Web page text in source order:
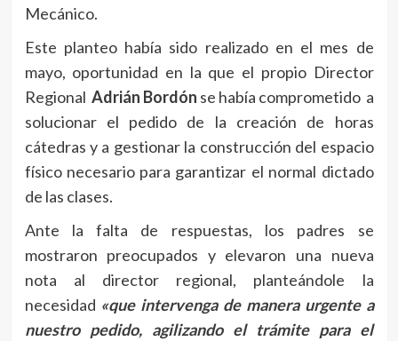
Mecánico.
Este planteo había sido realizado en el mes de
mayo, oportunidad en la que el propio Director
Regional Adrián Bordón se había comprometido a
solucionar el pedido de la creación de horas
cátedras y a gestionar la construcción del espacio
físico necesario para garantizar el normal dictado
de las clases.
Ante la falta de respuestas, los padres se
mostraron preocupados y elevaron una nueva
nota al director regional, planteándole la
necesidad «que intervenga de manera urgente a
nuestro pedido, agilizando el trámite para el